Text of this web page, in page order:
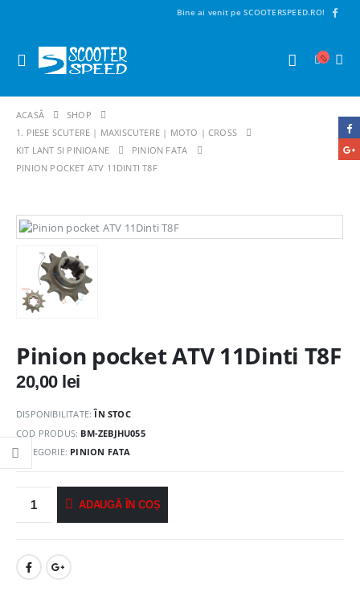
Bine ai venit pe SCOOTERSPEED.RO!
ACASĂ
SHOP
1. PIESE SCUTERE | MAXISCUTERE | MOTO | CROSS
KIT LANT SI PINIOANE
PINION FATA
PINION POCKET ATV 11DINTI T8F
Pinion pocket ATV 11Dinti T8F
20,00 lei
DISPONIBILITATE:ÎN STOC
COD PRODUS: BM-ZEBJHU055
CATEGORIE: PINION FATA
ADAUGĂ ÎN COȘ